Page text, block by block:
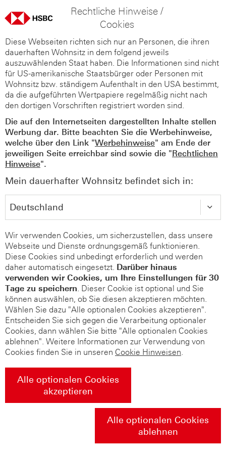
Rechtliche Hinweise /
Cookies
Diese Webseiten richten sich nur an Personen, die ihren
dauerhaften Wohnsitz in dem folgend jeweils
auszuwählenden Staat haben. Die Informationen sind nicht
für US-amerikanische Staatsbürger oder Personen mit
Wohnsitz bzw. ständigem Aufenthalt in den USA bestimmt,
da die aufgeführten Wertpapiere regelmäßig nicht nach
den dortigen Vorschriften registriert worden sind.
Die auf den Internetseiten dargestellten Inhalte stellen
Werbung dar. Bitte beachten Sie die Werbehinweise,
welche über den Link "Werbehinweise" am Ende der
jeweiligen Seite erreichbar sind sowie die "Rechtlichen
Hinweise".
Mein dauerhafter Wohnsitz befindet sich in:
Wir verwenden Cookies, um sicherzustellen, dass unsere
Webseite und Dienste ordnungsgemäß funktionieren.
Diese Cookies sind unbedingt erforderlich und werden
daher automatisch eingesetzt. Darüber hinaus
verwenden wir Cookies, um Ihre Einstellungen für 30
Tage zu speichern. Dieser Cookie ist optional und Sie
können auswählen, ob Sie diesen akzeptieren möchten.
Wählen Sie dazu "Alle optionalen Cookies akzeptieren".
Entscheiden Sie sich gegen die Verarbeitung optionaler
Cookies, dann wählen Sie bitte "Alle optionalen Cookies
ablehnen". Weitere Informationen zur Verwendung von
Cookies finden Sie in unseren Cookie Hinweisen.
Alle optionalen Cookies
akzeptieren
Alle optionalen Cookies
ablehnen